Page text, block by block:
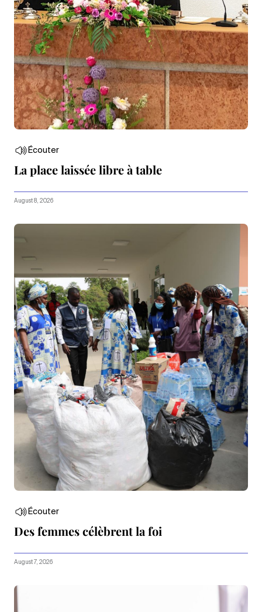
Écouter
La place laissée libre à table
August 8, 2026
Écouter
Des femmes célèbrent la foi
August 7, 2026